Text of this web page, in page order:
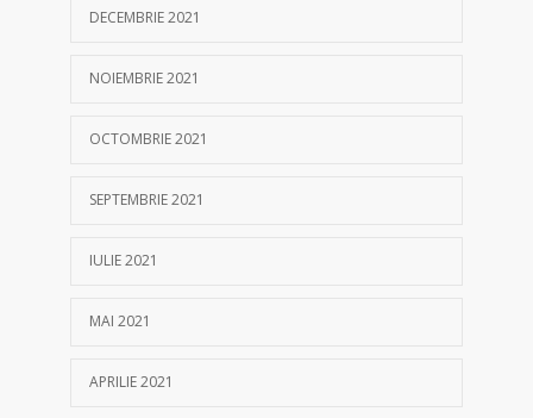
DECEMBRIE 2021
NOIEMBRIE 2021
OCTOMBRIE 2021
SEPTEMBRIE 2021
IULIE 2021
MAI 2021
APRILIE 2021